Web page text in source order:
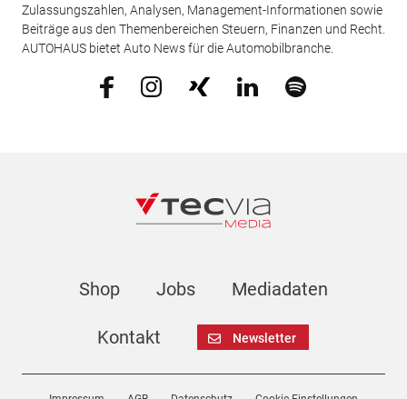
Zulassungszahlen, Analysen, Management-Informationen sowie
Beiträge aus den Themenbereichen Steuern, Finanzen und Recht.
AUTOHAUS bietet Auto News für die Automobilbranche.
Shop Jobs Mediadaten
Kontakt Newsletter